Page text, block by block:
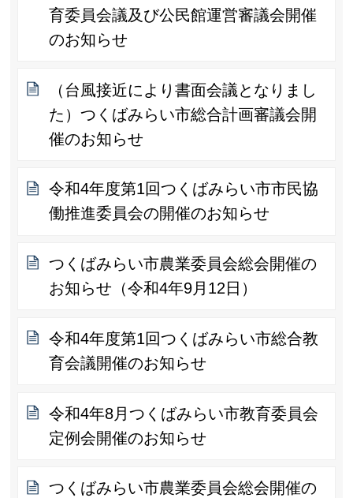
育委員会議及び公民館運営審議会開催
のお知らせ
（台風接近により書面会議となりまし
た）つくばみらい市総合計画審議会開
催のお知らせ
令和4年度第1回つくばみらい市市民協
働推進委員会の開催のお知らせ
つくばみらい市農業委員会総会開催の
お知らせ（令和4年9月12日）
令和4年度第1回つくばみらい市総合教
育会議開催のお知らせ
令和4年8月つくばみらい市教育委員会
定例会開催のお知らせ
つくばみらい市農業委員会総会開催の